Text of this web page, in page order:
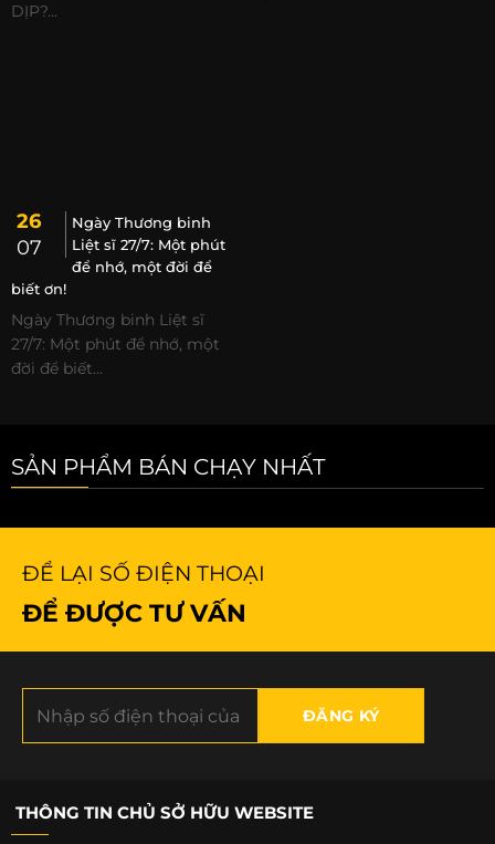
DỊP?...
26
07
Ngày Thương binh
Liệt sĩ 27/7: Một phút
để nhớ, một đời để
biết ơn!
Ngày Thương binh Liệt sĩ
27/7: Một phút để nhớ, một
đời để biết...
SẢN PHẨM BÁN CHẠY NHẤT
ĐỂ LẠI SỐ ĐIỆN THOẠI
ĐỂ ĐƯỢC TƯ VẤN
THÔNG TIN CHỦ SỞ HỮU WEBSITE